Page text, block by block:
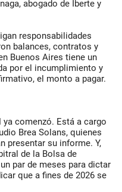
abogado de Iberte y
responsabilidades
balances, contratos y
Buenos Aires tiene un
por el incumplimiento y
el monto a pagar.
ya comenzó. Está a cargo
Brea Solans, quienes
presentar su informe. Y,
de la Bolsa de
par de meses para dictar
que a fines de 2026 se